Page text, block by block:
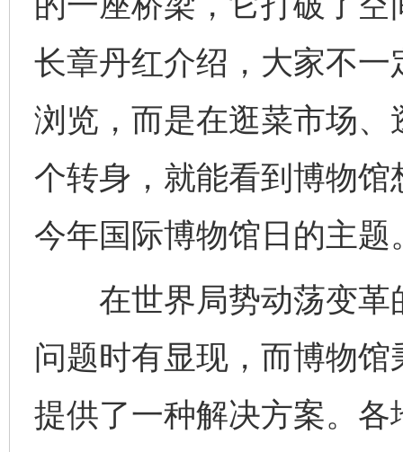
长章丹红介绍，大家不
浏览，而是在逛菜市场
个转身，就能看到博物
今年国际博物馆日的主题
在世界局势动荡变革
问题时有显现，而博物
提供了一种解决方案。